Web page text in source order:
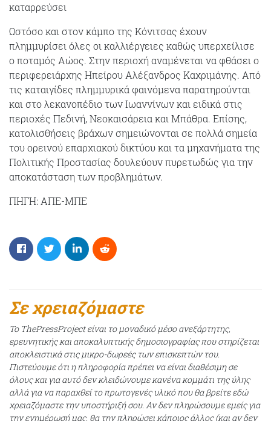
καταρρεύσει
Ωστόσο και στον κάμπο της Κόνιτσας έχουν
πλημμυρίσει όλες οι καλλιέργειες καθώς υπερχείλισε
ο ποταμός Αώος. Στην περιοχή αναμένεται να φθάσει ο
περιφερειάρχης Ηπείρου Αλέξανδρος Καχριμάνης. Από
τις καταιγίδες πλημμυρικά φαινόμενα παρατηρούνται
και στο λεκανοπέδιο των Ιωαννίνων και ειδικά στις
περιοχές Πεδινή, Νεοκαισάρεια και Μπάθρα. Επίσης,
κατολισθήσεις βράχων σημειώνονται σε πολλά σημεία
του ορεινού επαρχιακού δικτύου και τα μηχανήματα της
Πολιτικής Προστασίας δουλεύουν πυρετωδώς για την
αποκατάσταση των προβλημάτων.
ΠΗΓΗ: ΑΠΕ-ΜΠΕ
Σε χρειαζόμαστε
Το ThePressProject είναι το μοναδικό μέσο ανεξάρτητης,
ερευνητικής και αποκαλυπτικής δημοσιογραφίας που στηρίζεται
αποκλειστικά στις μικρο-δωρεές των επισκεπτών του.
Πιστεύουμε ότι η πληροφορία πρέπει να είναι διαθέσιμη σε
όλους και για αυτό δεν κλειδώνουμε κανένα κομμάτι της ύλης
αλλά για να παραχθεί το πρωτογενές υλικό που θα βρείτε εδώ
χρειαζόμαστε την υποστήριξή σου. Αν δεν πληρώσουμε εμείς για
την ενημέρωσή μας, θα την πληρώσει κάποιος άλλος (και αν δεν